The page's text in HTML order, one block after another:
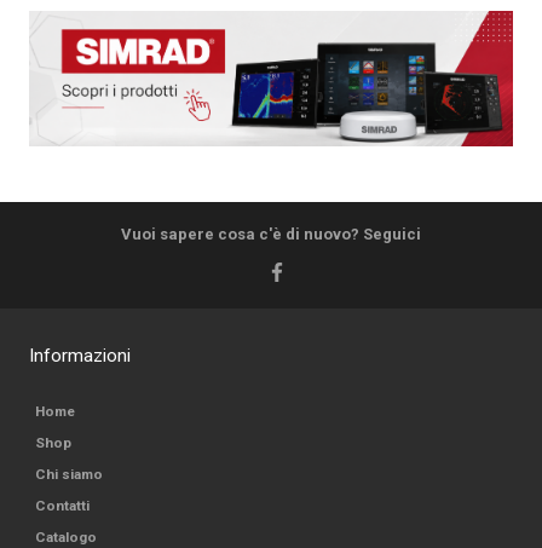
Vuoi sapere cosa c'è di nuovo? Seguici
Informazioni
Home
Shop
Chi siamo
Contatti
Catalogo